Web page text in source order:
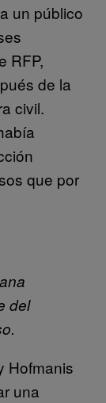
un público
RFP,
de la
civil.
que por
del
Hofmanis
una